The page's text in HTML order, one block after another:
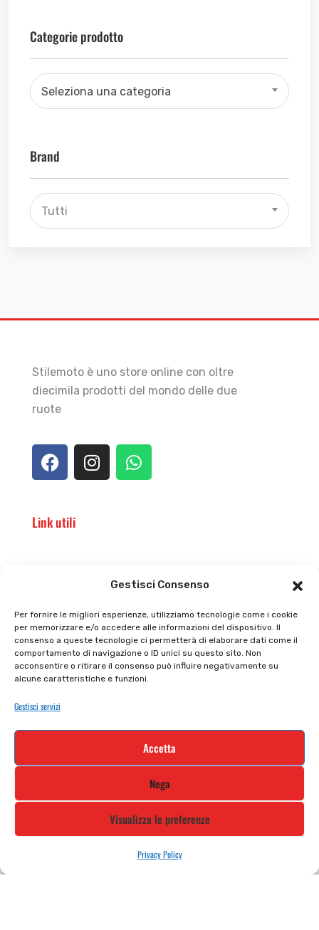
Gestisci Consenso
Per fornire le migliori esperienze, utilizziamo tecnologie come i cookie
per memorizzare e/o accedere alle informazioni del dispositivo. Il
consenso a queste tecnologie ci permetterà di elaborare dati come il
comportamento di navigazione o ID unici su questo sito. Non
acconsentire o ritirare il consenso può influire negativamente su
alcune caratteristiche e funzioni.
Gestisci servizi
Accetta
Nega
Visualizza le preferenze
Privacy Policy
Categorie prodotto
Seleziona una categoria
Brand
Tutti
Stilemoto è uno store online con oltre
diecimila prodotti del mondo delle due
ruote
Link utili
Privacy policy
Cookie policy
Tutti prodotti
Termini e condizioni
Iscriviti alla nostra newsletter e rimani